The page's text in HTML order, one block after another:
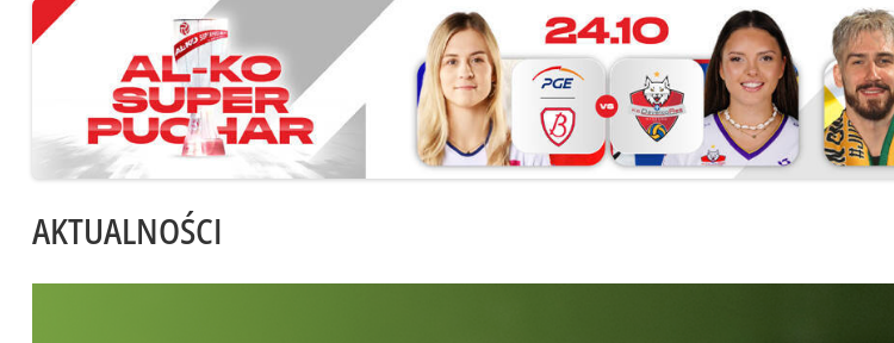
AKTUALNOŚCI